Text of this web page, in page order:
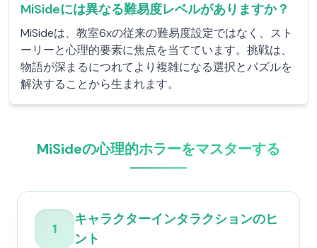
MiSideには異なる難易度レベルがありますか？
MiSideは、教室6xの従来の難易度設定ではなく、スト
ーリーと心理的要素に焦点を当てています。挑戦は、
物語が深まるにつれてより複雑になる選択とパズルを
解決することから生まれます。
MiSideの心理的ホラーをマスターする
1
キャラクターインタラクションのヒ
ント